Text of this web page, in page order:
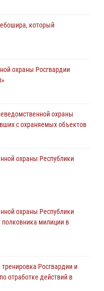
который
охраны Росгвардии
охраны
с охраняемых объектов
охраны Республики
всероссийского
ВОЗДУХ»
охраны Республики
милиции в
Росгвардии и
отработке действий в